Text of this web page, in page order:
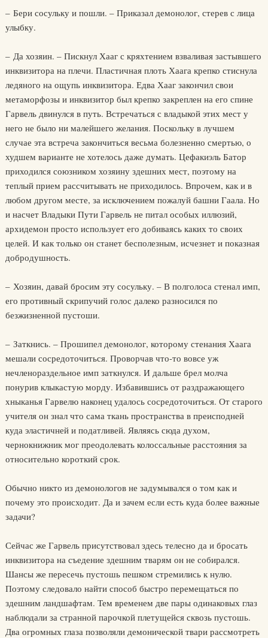
– Бери сосульку и пошли. – Приказал демонолог, стерев с лица
улыбку.
– Да хозяин. – Пискнул Хааг с кряхтением взваливая застывшего
инквизитора на плечи. Пластичная плоть Хаага крепко стиснула
ледяного на ощупь инквизитора. Едва Хааг закончил свои
метаморфозы и инквизитор был крепко закреплен на его спине
Гарвель двинулся в путь. Встречаться с владыкой этих мест у
него не было ни малейшего желания. Поскольку в лучшем
случае эта встреча закончиться весьма болезненно смертью, о
худшем варианте не хотелось даже думать. Цефакиэль Батор
приходился союзником хозяину здешних мест, поэтому на
теплый прием рассчитывать не приходилось. Впрочем, как и в
любом другом месте, за исключением пожалуй башни Гаала. Но
и насчет Владыки Пути Гарвель не питал особых иллюзий,
архидемон просто использует его добиваясь каких то своих
целей. И как только он станет бесполезным, исчезнет и показная
добродушность.
– Хозяин, давай бросим эту сосульку. – В полголоса стенал имп,
его противный скрипучий голос далеко разносился по
безжизненной пустоши.
– Заткнись. – Прошипел демонолог, которому стенания Хаага
мешали сосредоточиться. Проворчав что-то вовсе уж
нечленораздельное имп заткнулся. И дальше брел молча
понурив клыкастую морду. Избавившись от раздражающего
хныканья Гарвелю наконец удалось сосредоточиться. От старого
учителя он знал что сама ткань пространства в преисподней
куда эластичней и податливей. Являясь сюда духом,
чернокнижник мог преодолевать колоссальные расстояния за
относительно короткий срок.
Обычно никто из демонологов не задумывался о том как и
почему это происходит. Да и зачем если есть куда более важные
задачи?
Сейчас же Гарвель присутствовал здесь телесно да и бросать
инквизитора на съедение здешним тварям он не собирался.
Шансы же пересечь пустошь пешком стремились к нулю.
Поэтому следовало найти способ быстро перемещаться по
здешним ландшафтам. Тем временем две пары одинаковых глаз
наблюдали за странной парочкой плетущейся сквозь пустошь.
Два огромных глаза позволяли демонической твари рассмотреть